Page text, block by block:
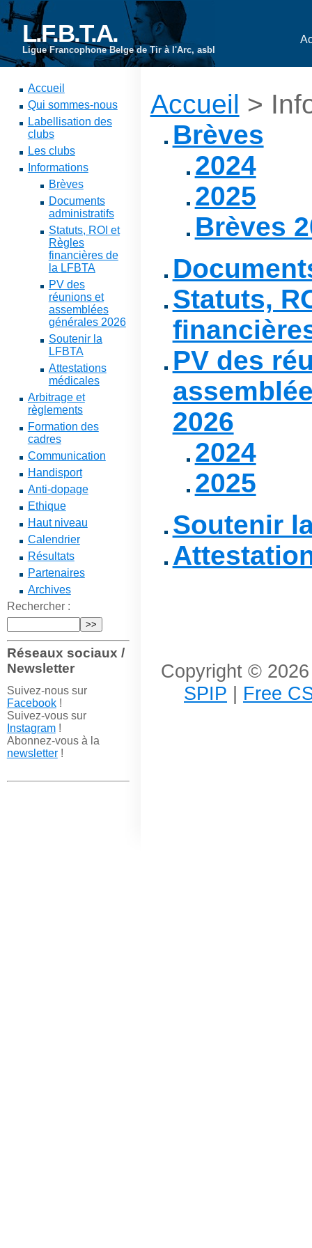
L.F.B.T.A.
Ligue Francophone Belge de Tir à l'Arc, asbl
Accueil
Qui sommes-nous
Labellisation des
clubs
Les clubs
Informations
Brèves
Documents
administratifs
Statuts, ROI et
Règles
financières de
la LFBTA
PV des
réunions et
assemblées
générales 2026
Soutenir la
LFBTA
Attestations
médicales
Arbitrage et
règlements
Formation des
cadres
Communication
Handisport
Anti-dopage
Ethique
Haut niveau
Calendrier
Résultats
Partenaires
Archives
Rechercher :
Réseaux sociaux /
Newsletter
Suivez-nous sur
Facebook!
Suivez-vous sur
Instagram!
Abonnez-vous à la
newsletter!
Accueil >
Brèves
2024
2025
Brèves
Statuts,
PV des
2026
2024
2025
Soutenir
Copyright ©
SPIP | Free